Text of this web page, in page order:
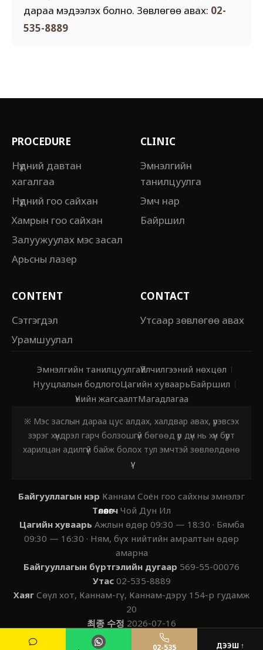
дараа мэдээлэх болно. Зөвлөгөө авах: 02-
535-8889
PROCEDURE
Нүдний давтан
хагалгаа
Нүдний гоо сайхан
Хамрын гоо сайхан
Залуужуулах мэс засал
Арьсны лазер
CLINIC
Эмнэлгийн
танилцуулга
Эмч нар
Байршил
CONTENT
Сэтгэгдэл
Урамшуулал
CONTACT
Утсаар зөвлөгөө авах
Эмнэлгийн танилцуулгаҮйлчилгээний нөхцөл
Нууцлалын бодлогоЦагийн хуваарьБайршил
Үнийн жагсаалтМагадлагаа
※ Мэс заслын дараа цус алдах, халдвар авах, үрэвсэх
зэрэг хүндрэл гарч болзошгүй бөгөөд үр дүн нь хүн бүрт
харилцан адилгүй байж болох тул эмчтэй зөвлөлдөнө
үү.
Байгууллагын нэр Каннам Соён гоо сайхны эмнэлэг
Төлөөлөгч Чой Дун Ил
Цагийн хуваарь Ажлын өдөр 09:30 — 18:30 · Бямба
09:30 — 16:30 · Ням, бүх нийтийн амралтын өдөр
амарна
Байгууллагын бүртгэлийн дугаар 569-55-00076
Утас02-535-8889
Хаяг Сөүл хот, Каннам-гү, Каннам-дэру 154-р гудамж
20
최종 수정 2026-07-16
© 2026 KNSY PLASTIC SURGERY. All Rights Reserved.
02-535 ДЭЭШ ↑